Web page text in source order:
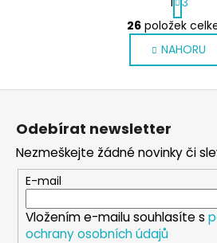
O
v
l
á
d
p
r
v
k
y
t
r
á
n
k
o
í
26položek
NAHORU
Odebírat newsletter
Nezmeškejte žádné novinky či
E-mail
Vložením e-mailu souhlasíte s
ochrany osobních údajů